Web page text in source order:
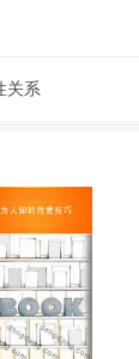
的重心放在
在**堂辅导
，你肯定不
么就可以始
创造时间。 ——作者 查拉
是北卡罗来
老公布莱德
关系